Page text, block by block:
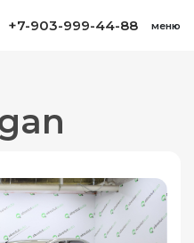
+7-903-999-44-88 меню